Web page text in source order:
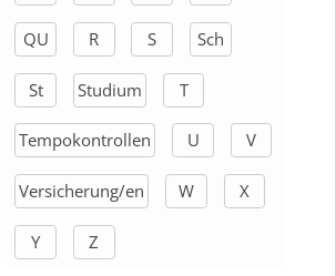
QU R S Sch
St Studium T
Tempokontrollen U V
Versicherung/en W X
Y Z